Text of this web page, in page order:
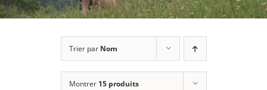
Trier par Nom
Montrer 15 produits